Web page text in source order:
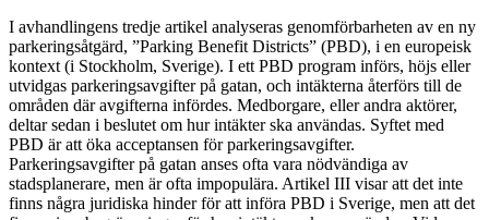
I avhandlingens tredje artikel analyseras genomförbarheten av en ny
parkeringsåtgärd, ”Parking Benefit Districts” (PBD), i en europeisk
kontext (i Stockholm, Sverige). I ett PBD program införs, höjs eller
utvidgas parkeringsavgifter på gatan, och intäkterna återförs till de
områden där avgifterna infördes. Medborgare, eller andra aktörer,
deltar sedan i beslutet om hur intäkter ska användas. Syftet med
PBD är att öka acceptansen för parkeringsavgifter.
Parkeringsavgifter på gatan anses ofta vara nödvändiga av
stadsplanerare, men är ofta impopulära. Artikel III visar att det inte
finns några juridiska hinder för att införa PBD i Sverige, men att det